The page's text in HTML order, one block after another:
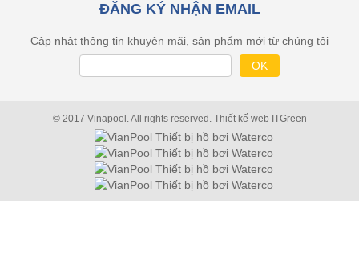
ĐĂNG KÝ NHẬN EMAIL
Cập nhật thông tin khuyên mãi, sản phẩm mới từ chúng tôi
© 2017 Vinapool. All rights reserved. Thiết kế web ITGreen